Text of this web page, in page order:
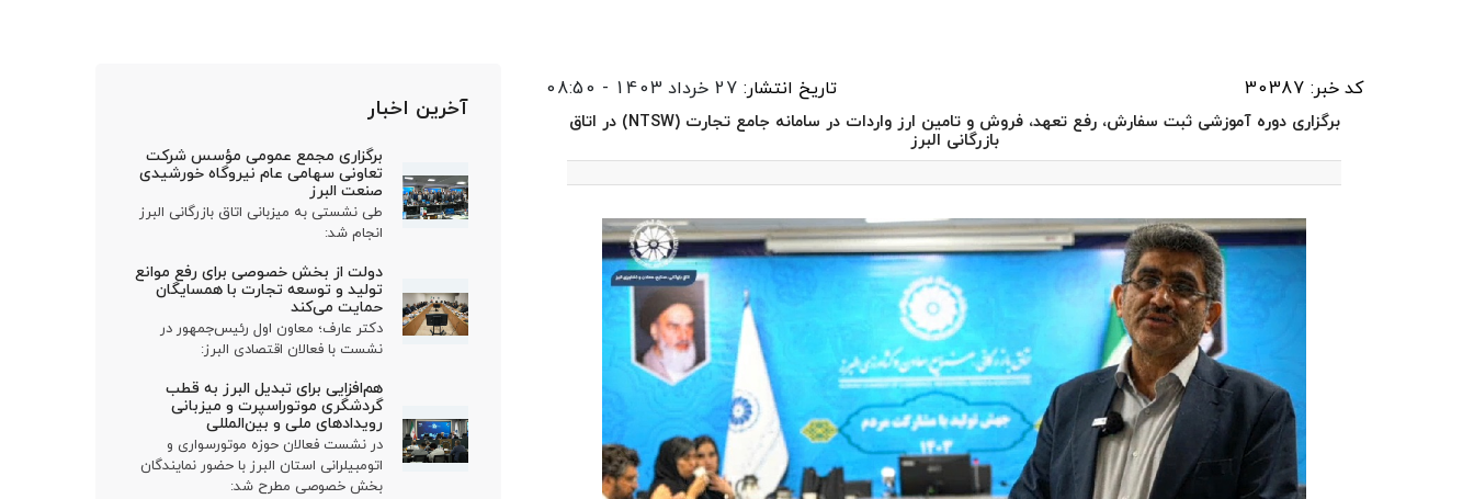
کد خبر: 30387 تاریخ انتشار: 27 خرداد 1403 - 08:50
برگزاری دوره آموزشی ثبت سفارش، رفع تعهد، فروش و تامین ارز واردات در سامانه جامع تجارت (NTSW) در اتاق
بازرگانی البرز
آخرین اخبار
برگزاری مجمع عمومی مؤسس شرکت
تعاونی سهامی عام نیروگاه خورشیدی
صنعت البرز
طی نشستی به میزبانی اتاق بازرگانی البرز
انجام شد:
دولت از بخش خصوصی برای رفع موانع
تولید و توسعه تجارت با همسایگان
حمایت می‌کند
دکتر عارف؛ معاون اول رئیس‌جمهور در
نشست با فعالان اقتصادی البرز:
هم‌افزایی برای تبدیل البرز به قطب
گردشگری موتوراسپرت و میزبانی
رویدادهای ملی و بین‌المللی
در نشست فعالان حوزه موتورسواری و
اتومبیلرانی استان البرز با حضور نمایندگان
بخش خصوصی مطرح شد: